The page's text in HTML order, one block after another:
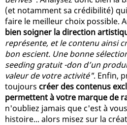
(et notamment sa crédibilité)
faire le meilleur choix possible.
bien soigner la direction
représente, et le contenu ainsi
bon escient. Une bonne
seeding gratuit -don d’un
valeur de votre activité". Enfin,
toujours créer des contenus
permettent à votre marque de
n'oubliez jamais que c'est à
histoire... alors misez sur la